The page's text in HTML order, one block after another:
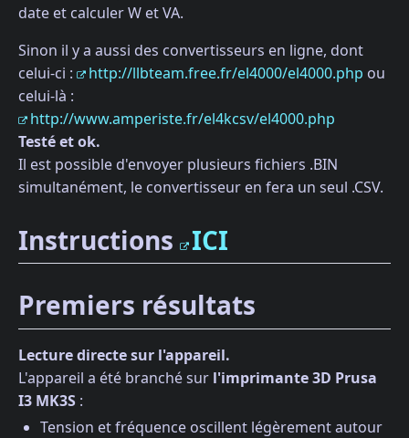
date et calculer W et VA.
Sinon il y a aussi des convertisseurs en ligne, dont
celui-ci :
http://llbteam.free.fr/el4000/el4000.php ou
celui-là :
http://www.amperiste.fr/el4kcsv/el4000.php
Testé et ok.
Il est possible d'envoyer plusieurs fichiers .BIN
simultanément, le convertisseur en fera un seul .CSV.
Instructions ICI
Premiers résultats
Lecture directe sur l'appareil.
L'appareil a été branché sur l'imprimante 3D Prusa
I3 MK3S :
Tension et fréquence oscillent légèrement autour